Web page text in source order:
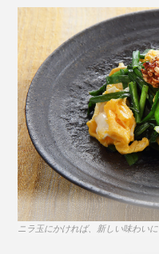
ニラ玉にかければ、新しい味わいに